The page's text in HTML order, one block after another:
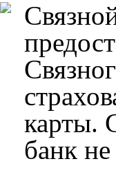
карты.
банк